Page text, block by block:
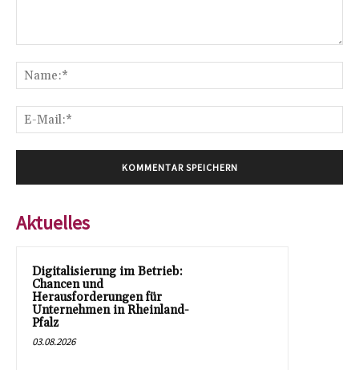
Aktuelles
Digitalisierung im Betrieb:
Chancen und
Herausforderungen für
Unternehmen in Rheinland-
Pfalz
03.08.2026